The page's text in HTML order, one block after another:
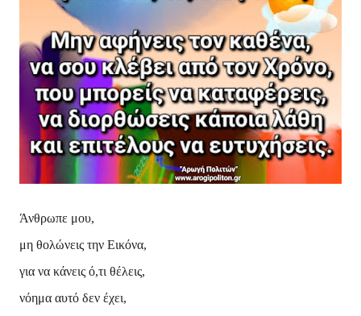
Άνθρωπε μου,
μη θολώνεις την Εικόνα,
για να κάνεις ό,τι θέλεις,
νόημα αυτό δεν έχει,